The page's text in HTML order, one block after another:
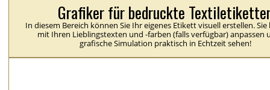
Grafiker für bedruckte
In diesem Bereich können Sie Ihr eigenes Etikett visuell erstellen.
mit Ihren Lieblingstexten und -farben (falls verfügbar) anpassen
grafische Simulation praktisch in Echtzeit sehen!